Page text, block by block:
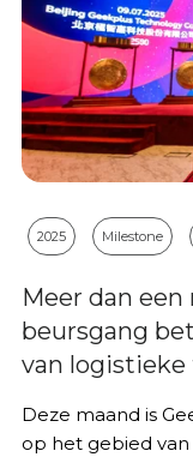
2025 Milestone
Meer dan
beursgang
van
Deze maand is
op het gebied van